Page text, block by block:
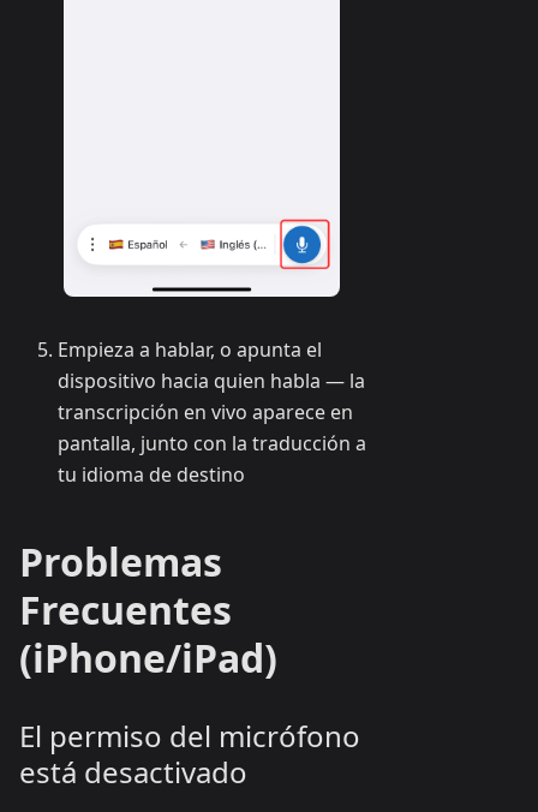
Empieza a hablar, o apunta el
dispositivo hacia quien habla — la
transcripción en vivo aparece en
pantalla, junto con la traducción a
tu idioma de destino
Problemas
Frecuentes
(iPhone/iPad)
El permiso del micrófono
está desactivado